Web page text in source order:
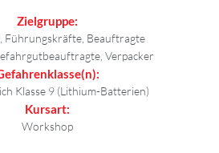
Zielgruppe:
Führungskräfte, Beauftragte
Verpacker
Klasse 9 (Lithium-Batterien)
Kursart:
Workshop